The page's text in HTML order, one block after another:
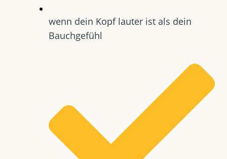
wenn dein Kopf lauter ist als dein
Bauchgefühl